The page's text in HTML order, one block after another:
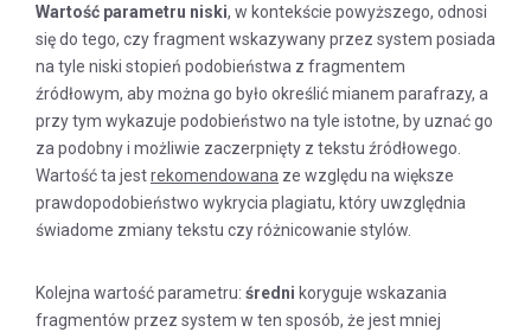
Wartość parametru niski, w kontekście powyższego, odnosi
się do tego, czy fragment wskazywany przez system posiada
na tyle niski stopień podobieństwa z fragmentem
źródłowym, aby można go było określić mianem parafrazy, a
przy tym wykazuje podobieństwo na tyle istotne, by uznać go
za podobny i możliwie zaczerpnięty z tekstu źródłowego.
Wartość ta jestrekomendowana ze względu na większe
prawdopodobieństwo wykrycia plagiatu, który uwzględnia
świadome zmiany tekstu czy różnicowanie stylów.
Kolejna wartość parametru: średni koryguje wskazania
fragmentów przez system w ten sposób, że jest mniej